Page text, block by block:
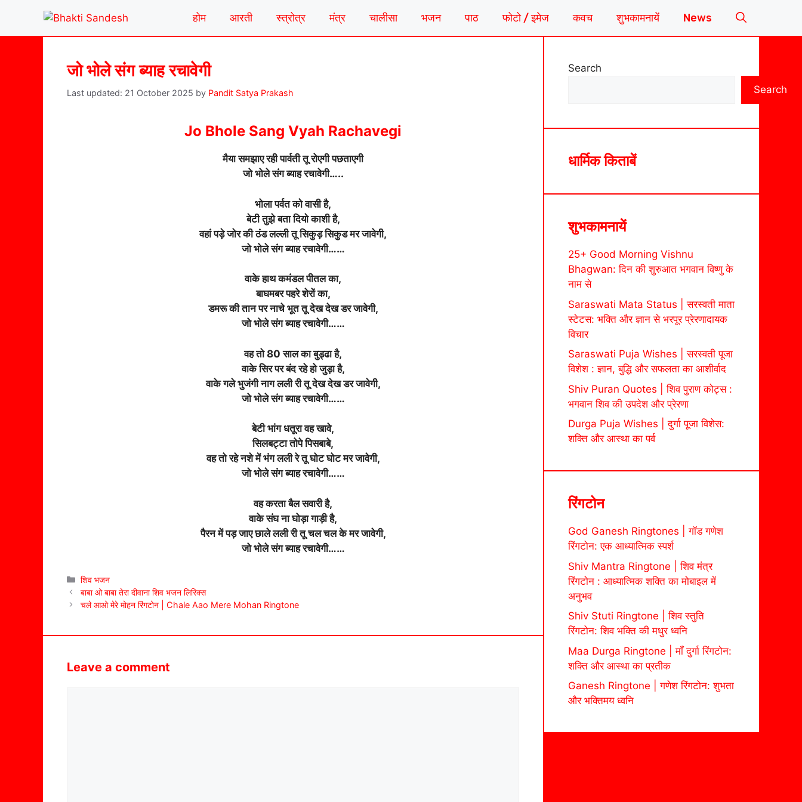
content
होम आरती स्त्रोत्र मंत्र चालीसा भजन पाठ फोटो / इमेज कवच शुभकामनायें News
जो भोले संग ब्याह रचावेगी
21 October 2025 by Pandit Satya Prakash
Jo Bhole Sang Vyah Rachavegi
मैया समझाए रही पार्वती तू रोएगी पछताएगी
जो भोले संग ब्याह रचावेगी…..
भोला पर्वत को वासी है,
बेटी तुझे बता दियो काशी है,
वहां पड़े जोर की ठंड लल्ली तू सिकुड़ सिकुड मर जावेगी,
जो भोले संग ब्याह रचावेगी……
वाके हाथ कमंडल पीतल का,
बाघमबर पहरे शेरों का,
डमरू की तान पर नाचे भूत तू देख देख डर जावेगी,
जो भोले संग ब्याह रचावेगी……
वह तो 80 साल का बुड्ढा है,
वाके सिर पर बंद रहे हो जुड़ा है,
वाके गले भुजंगी नाग लली री तू देख देख डर जावेगी,
जो भोले संग ब्याह रचावेगी……
बेटी भांग धतूरा वह खावे,
सिलबट्टा तोपे पिसबाबे,
वह तो रहे नशे में भंग लली रे तू घोट घोट मर जावेगी,
जो भोले संग ब्याह रचावेगी……
वह करता बैल सवारी है,
वाके संघ ना घोड़ा गाड़ी है,
पैरन में पड़ जाए छाले लली री तू चल चल के मर जावेगी,
जो भोले संग ब्याह रचावेगी……
Categories
शिव भजन
बाबा ओ बाबा तेरा दीवाना शिव भजन लिरिक्स
चले आओ मेरे मोहन रिंगटोन | Chale Aao Mere Mohan Ringtone
Leave a comment
Search
Search
धार्मिक किताबें
शुभकामनायें
25+ Good Morning Vishnu
Bhagwan: दिन की शुरुआत भगवान विष्णु के
नाम से
Saraswati Mata Status | सरस्वती माता
स्टेटस: भक्ति और ज्ञान से भरपूर प्रेरणादायक
विचार
Saraswati Puja Wishes | सरस्वती पूजा
विशेश : ज्ञान, बुद्धि और सफलता का आशीर्वाद
Shiv Puran Quotes | शिव पुराण कोट्स :
भगवान शिव की उपदेश और प्रेरणा
Durga Puja Wishes | दुर्गा पूजा विशेस:
शक्ति और आस्था का पर्व
रिंगटोन
God Ganesh Ringtones | गॉड गणेश
रिंगटोन: एक आध्यात्मिक स्पर्श
Shiv Mantra Ringtone | शिव मंत्र
रिंगटोन : आध्यात्मिक शक्ति का मोबाइल में
अनुभव
Shiv Stuti Ringtone | शिव स्तुति
रिंगटोन: शिव भक्ति की मधुर ध्वनि
Maa Durga Ringtone | माँ दुर्गा रिंगटोन:
शक्ति और आस्था का प्रतीक
Ganesh Ringtone | गणेश रिंगटोन: शुभता
और भक्तिमय ध्वनि